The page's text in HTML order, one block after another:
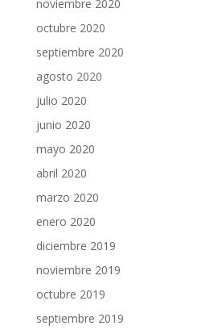
noviembre 2020
octubre 2020
septiembre 2020
agosto 2020
julio 2020
junio 2020
mayo 2020
abril 2020
marzo 2020
enero 2020
diciembre 2019
noviembre 2019
octubre 2019
septiembre 2019